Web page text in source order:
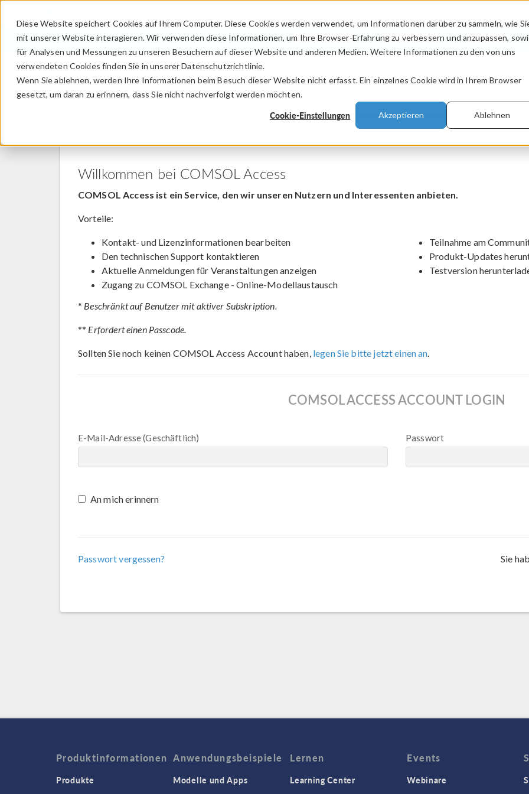
Diese Website speichert Cookies auf Ihrem Computer. Diese Cookies werden verwendet, um Informationen darüber zu sammeln, wie
mit unserer Website interagieren. Wir verwenden diese Informationen, um Ihre Browser-Erfahrung zu verbessern und anzupassen,
für Analysen und Messungen zu unseren Besuchern auf dieser Website und anderen Medien. Weitere Informationen zu den von uns
verwendeten Cookies finden Sie in unserer Datenschutzrichtlinie.
Wenn Sie ablehnen, werden Ihre Informationen beim Besuch dieser Website nicht erfasst. Ein einzelnes Cookie wird in Ihrem Browser
gesetzt, um daran zu erinnern, dass Sie nicht nachverfolgt werden möchten.
Cookie-Einstellungen Akzeptieren Ablehnen
PRODUKTE BRANCHEN VIDEOS
COMSOL Access
Willkommen bei COMSOL Access
COMSOL Access ist ein Service, den wir unseren Nutzern und Interessenten anbieten.
Vorteile:
Kontakt- und Lizenzinformationen bearbeiten
Den technischen Support kontaktieren
Aktuelle Anmeldungen für Veranstaltungen anzeigen
Zugang zu COMSOL Exchange - Online-Modellaustausch
Teilnahme am
Produkt-Updates
Testversion
* Beschränkt auf Benutzer mit aktiver Subskription.
** Erfordert einen Passcode.
Sollten Sie noch keinen COMSOL Access Account haben, legen Sie bitte jetzt einen an.
COMSOL ACCESS ACCOUNT LOGIN
E-Mail-Adresse (Geschäftlich) Passwort
An mich erinnern
Passwort vergessen? Sie
Produktinformationen
Produkte
Anwendungsbeispiele
Modelle und Apps
Lernen
Learning Center
Events
Webinare